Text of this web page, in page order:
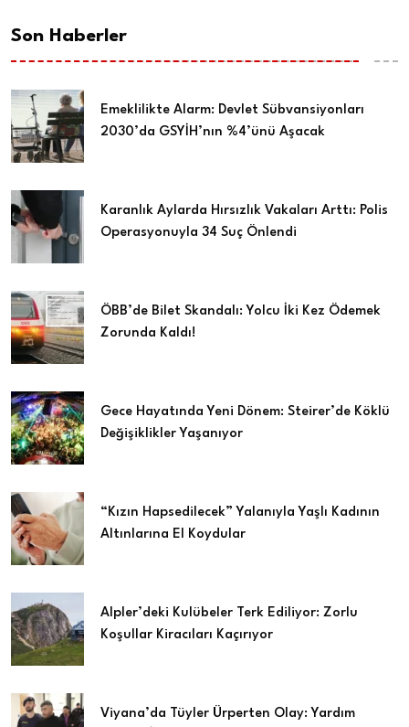
Son Haberler
Emeklilikte Alarm: Devlet Sübvansiyonları
2030’da GSYİH’nın %4’ünü Aşacak
Karanlık Aylarda Hırsızlık Vakaları Arttı: Polis
Operasyonuyla 34 Suç Önlendi
ÖBB’de Bilet Skandalı: Yolcu İki Kez Ödemek
Zorunda Kaldı!
Gece Hayatında Yeni Dönem: Steirer’de Köklü
Değişiklikler Yaşanıyor
“Kızın Hapsedilecek” Yalanıyla Yaşlı Kadının
Altınlarına El Koydular
Alpler’deki Kulübeler Terk Ediliyor: Zorlu
Koşullar Kiracıları Kaçırıyor
Viyana’da Tüyler Ürperten Olay: Yardım